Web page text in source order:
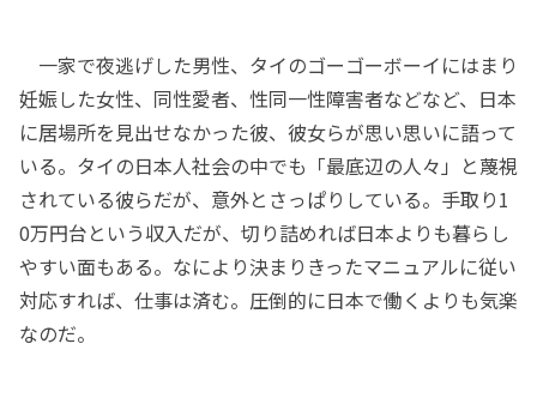
一家で夜逃げした男性、タイのゴーゴーボーイにはまり
妊娠した女性、同性愛者、性同一性障害者などなど、日本
に居場所を見出せなかった彼、彼女らが思い思いに語って
いる。タイの日本人社会の中でも「最底辺の人々」と蔑視
されている彼らだが、意外とさっぱりしている。手取り1
0万円台という収入だが、切り詰めれば日本よりも暮らし
やすい面もある。なにより決まりきったマニュアルに従い
対応すれば、仕事は済む。圧倒的に日本で働くよりも気楽
なのだ。